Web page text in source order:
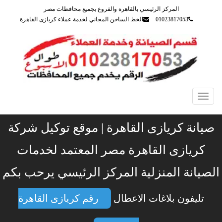
المركز الرئيسي بالقاهرة والفروع بجميع محافظات مصر
01023817053
الخط الساخن المجاني لخدمة عملاء كريازى القاهرة
Toggle
navigation
صيانة كريازى القاهرة | موقع توكيل شركة
كريازى القاهرة مصر المعتمد لخدمات
الصيانة المنزلية المركز الرئيسي يرحب بكم
تليفون بلاغات الاعطال رقم كريازى القاهرة